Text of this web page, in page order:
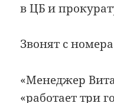
в ЦБ и
Звонят с
«Менеджер
«работает три